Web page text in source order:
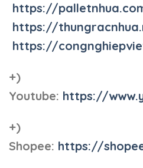
https://
https://
https://
+)
Youtube: https://
+)
Shopee: https://